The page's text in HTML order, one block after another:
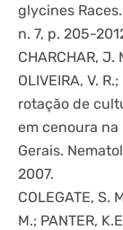
glycines
n. 7, p. 205-
CHARCHAR, J.
OLIVEIRA, V.
rotação de
em cenoura na
Gerais.
2007.
COLEGATE, S.
M.; PANTER,